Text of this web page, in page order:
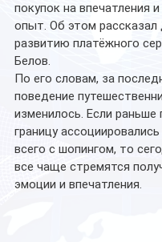
покупок на впечатления
опыт. Об этом рассказал
развитию платёжного
Белов.
По его словам, за
поведение
изменилось. Если раньше
границу
всего с шопингом, то
все чаще стремятся
эмоции и впечатления.